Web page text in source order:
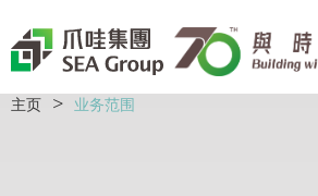
主页 > 业务范围